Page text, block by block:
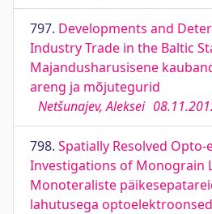
797. Developments and
Industry Trade in the Baltic
Majandusharusisene
areng ja mõjutegurid
Netšunajev, Aleksei
798. Spatially Resolved
Investigations of Monograin
Monoteraliste
lahutusega